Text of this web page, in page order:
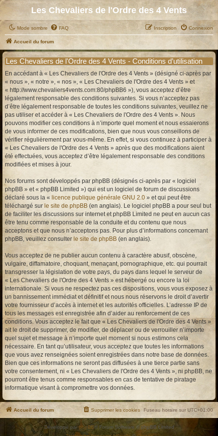
Les Chevaliers de l'Ordre des 4 Vents
Mode sombre FAQ Connexion
Inscription
Accueil du forum
Les Chevaliers de l'Ordre des 4 Vents - Conditions d’utilisation
En accédant à « Les Chevaliers de l'Ordre des 4 Vents » (désigné ci-après par
« nous », « notre », « nos », « Les Chevaliers de l'Ordre des 4 Vents » et
« http://www.chevaliers4vents.com:80/phpBB6 »), vous acceptez d’être
légalement responsable des conditions suivantes. Si vous n’acceptez pas
d’être légalement responsable de toutes les conditions suivantes, veuillez ne
pas utiliser et accéder à « Les Chevaliers de l'Ordre des 4 Vents ». Nous
pouvons modifier ces conditions à n’importe quel moment et nous essaierons
de vous informer de ces modifications, bien que nous vous conseillons de
vérifier régulièrement par vous-même. En effet, si vous continuez à participer à
« Les Chevaliers de l'Ordre des 4 Vents » après que des modifications aient
été effectuées, vous acceptez d’être légalement responsable des conditions
modifiées et mises à jour.
Nos forums sont développés par phpBB (désignés ci-après par « logiciel
phpBB » et « phpBB Limited ») qui est un logiciel de forum de discussions
déclaré sous la « licence publique générale GNU 2.0 » et qui peut être
téléchargé sur le site de phpBB (en anglais). Le logiciel phpBB a pour seul but
de faciliter les discussions sur internet et phpBB Limited ne peut en aucun cas
être tenu comme responsable de la conduite et du contenu que nous
acceptons et que nous n’acceptons pas. Pour plus d’informations concernant
phpBB, veuillez consulter le site de phpBB (en anglais).
Vous acceptez de ne publier aucun contenu à caractère abusif, obscène,
vulgaire, diffamatoire, choquant, menaçant, pornographique, etc. qui pourrait
transgresser la législation de votre pays, du pays dans lequel le serveur de
« Les Chevaliers de l'Ordre des 4 Vents » est hébergé ou encore la loi
internationale. Si vous ne respectez pas ces dispositions, vous vous exposez à
un bannissement immédiat et définitif et nous nous réservons le droit d’avertir
votre fournisseur d’accès à internet et les autorités officielles. L’adresse IP de
tous les messages est enregistrée afin d’aider au renforcement de ces
conditions. Vous acceptez le fait que « Les Chevaliers de l'Ordre des 4 Vents »
ait le droit de supprimer, de modifier, de déplacer ou de verrouiller n’importe
quel sujet et message à n’importe quel moment si nous estimons cela
nécessaire. En tant qu’utilisateur, vous acceptez que toutes les informations
que vous avez renseignées soient enregistrées dans notre base de données.
Bien que ces informations ne seront pas diffusées à une tierce partie sans
votre consentement, ni « Les Chevaliers de l'Ordre des 4 Vents », ni phpBB, ne
pourront être tenus comme responsables en cas de tentative de piratage
informatique visant à compromettre vos données.
Accueil du forum Fuseau horaire surUTC+01:00
Supprimer les cookies
Développé parphpBB® Forum Software © phpBB Limited